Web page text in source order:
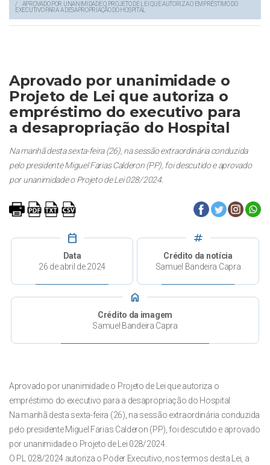
APROVADO POR UNANIMIDADE O PROJETO DE LEI QUE AUTORIZA O EMPRÉSTIMO DO
EXECUTIVO PARA A DESAPROPRIAÇÃO DO HOSPITAL
Aprovado por unanimidade o
Projeto de Lei que autoriza o
empréstimo do executivo para
a desapropriação do Hospital
Na manhã desta sexta-feira (26), na sessão extraordinária conduzida
pelo presidente Miguel Farias Calderon (PP), foi descutido e aprovado
por unanimidade o Projeto de Lei 028/2024.
calendar_today
Data
26 de abril de 2024
tag
Crédito da notícia
Samuel Bandeira Capra
home
Crédito da imagem
Samuel Bandeira Capra
Aprovado por unanimidade o Projeto de Lei que autoriza o
empréstimo do executivo para a desapropriação do Hospital
Na manhã desta sexta-feira (26), na sessão extraordinária conduzida
pelo presidente Miguel Farias Calderon (PP), foi descutido e aprovado
por unanimidade o Projeto de Lei 028/2024.
O PL 028/2024 autoriza o Poder Executivo, nos termos desta Lei, a